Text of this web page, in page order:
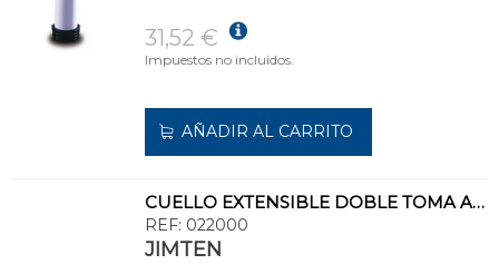
31,52 €
Impuestos no incluidos.
AÑADIR AL CARRITO
CUELLO EXTENSIBLE DOBLE TOMA A50 1.1/2"
REF: 022000
JIMTEN